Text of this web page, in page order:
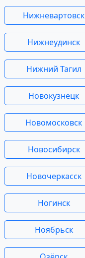
Нижневартовск
Нижнеудинск
Нижний Тагил
Новокузнецк
Новомосковск
Новосибирск
Новочеркасск
Ногинск
Ноябрьск